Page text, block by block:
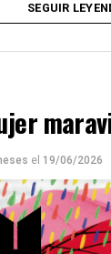
MU ☝️viene
Sin
SEGUIR
el 19/06/2026